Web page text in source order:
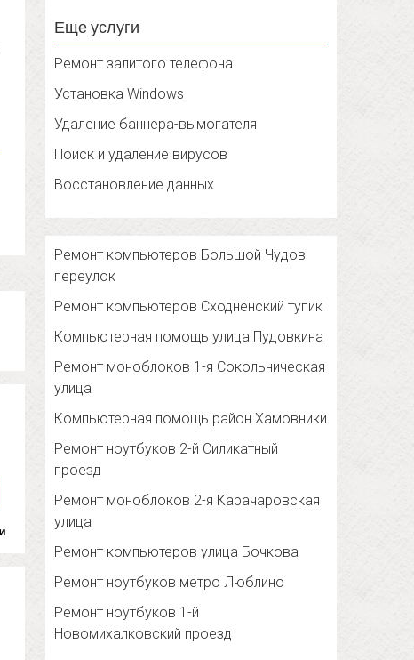
Еще услуги
Ремонт залитого телефона
Установка Windows
Удаление баннера-вымогателя
Поиск и удаление вирусов
Восстановление данных
Ремонт компьютеров Большой Чудов
переулок
Ремонт компьютеров Сходненский тупик
Компьютерная помощь улица Пудовкина
Ремонт моноблоков 1-я Сокольническая
улица
Компьютерная помощь район Хамовники
Ремонт ноутбуков 2-й Силикатный
проезд
Ремонт моноблоков 2-я Карачаровская
улица
Ремонт компьютеров улица Бочкова
Ремонт ноутбуков метро Люблино
Ремонт ноутбуков 1-й
Новомихалковский проезд